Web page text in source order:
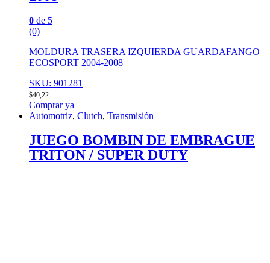
0 de 5
(0)
MOLDURA TRASERA IZQUIERDA GUARDAFANGO
ECOSPORT 2004-2008
SKU: 901281
$40,22
Comprar ya
Automotriz, Clutch, Transmisión
JUEGO BOMBIN DE EMBRAGUE
TRITON / SUPER DUTY